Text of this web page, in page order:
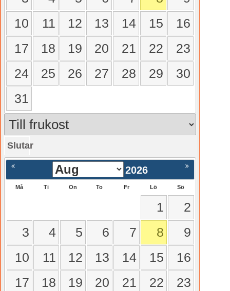
10
11 12 13 14 15
16
17
18 19 20 21 22
23
24
25 26 27 28 29
30
31
Slutar
Nästa >
2026
Må Ti On To Fr Lö Sö
1
2
3
4 5 6 7 8
9
10
11 12 13 14 15
16
17
18 19 20 21 22
23